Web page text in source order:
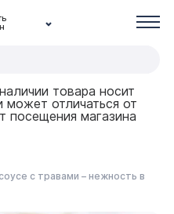
товара носит
может отличаться от
посещения магазина
с травами – нежность в